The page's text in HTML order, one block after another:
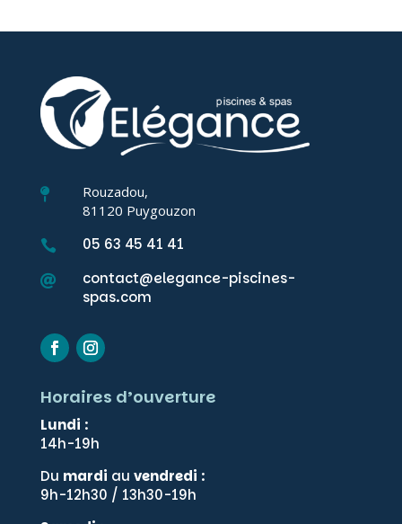

Rouzadou,
81120 Puygouzon
 05 63 45 41 41

contact@elegance-piscines-
spas.com
Horaires d’ouverture
Lundi :
14h-19h
Du mardi au vendredi :
9h-12h30 / 13h30-19h